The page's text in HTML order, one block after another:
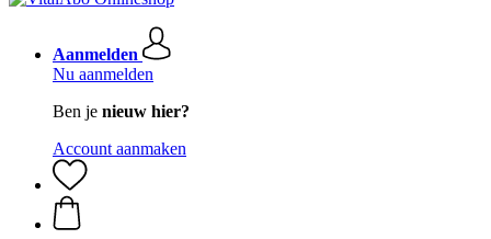
Aanmelden
Nu aanmelden
Ben je nieuw hier?
Account aanmaken